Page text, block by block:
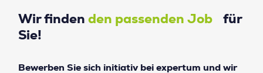
Wir finden den passenden Job für
Sie!
Bewerben Sie sich initiativ bei expertum und wir